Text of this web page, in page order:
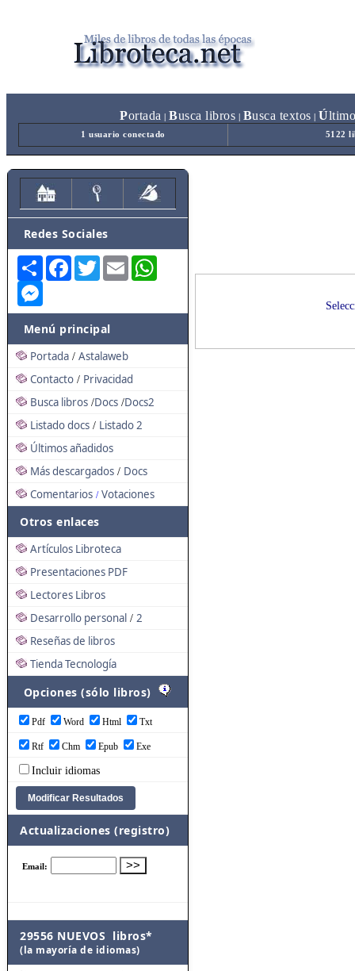
Portada Busca libros Busca textos Ú
1 usuario conectado 5122
Redes Sociales
Share FacebookTwitterEmail
Menú principal
Portada / Astalaweb
Contacto / Privacidad
Busca libros /Docs /Docs2
Listado docs / Listado 2
Últimos añadidos
Más descargados / Docs
Comentarios / Votaciones
Otros enlaces
Artículos Libroteca
Presentaciones PDF
Lectores Libros
Desarrollo personal / 2
Reseñas de libros
Tienda Tecnología
Opciones (sólo libros)
Pdf Word Html Txt
Rtf Chm Epub Exe
Incluir idiomas
Actualizaciones (registro)
29556 NUEVOS libros*
(la mayoría de idiomas)